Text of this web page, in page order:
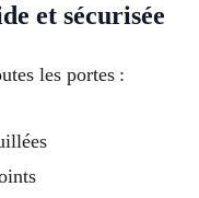
et sécurisée
les portes :